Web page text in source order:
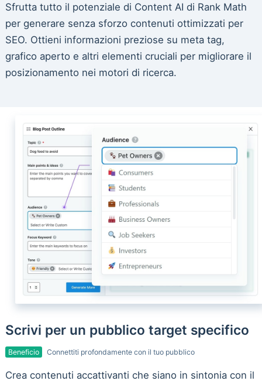
Sfrutta tutto il potenziale di Content AI di Rank Math
per generare senza sforzo contenuti ottimizzati per
SEO. Ottieni informazioni preziose su meta tag,
grafico aperto e altri elementi cruciali per migliorare il
posizionamento nei motori di ricerca.
Scrivi per un pubblico target specifico
Beneficio Connettiti profondamente con il tuo pubblico
Crea contenuti accattivanti che siano in sintonia con il